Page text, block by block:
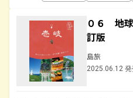
０６ 地
訂版
島旅
2025.06.12